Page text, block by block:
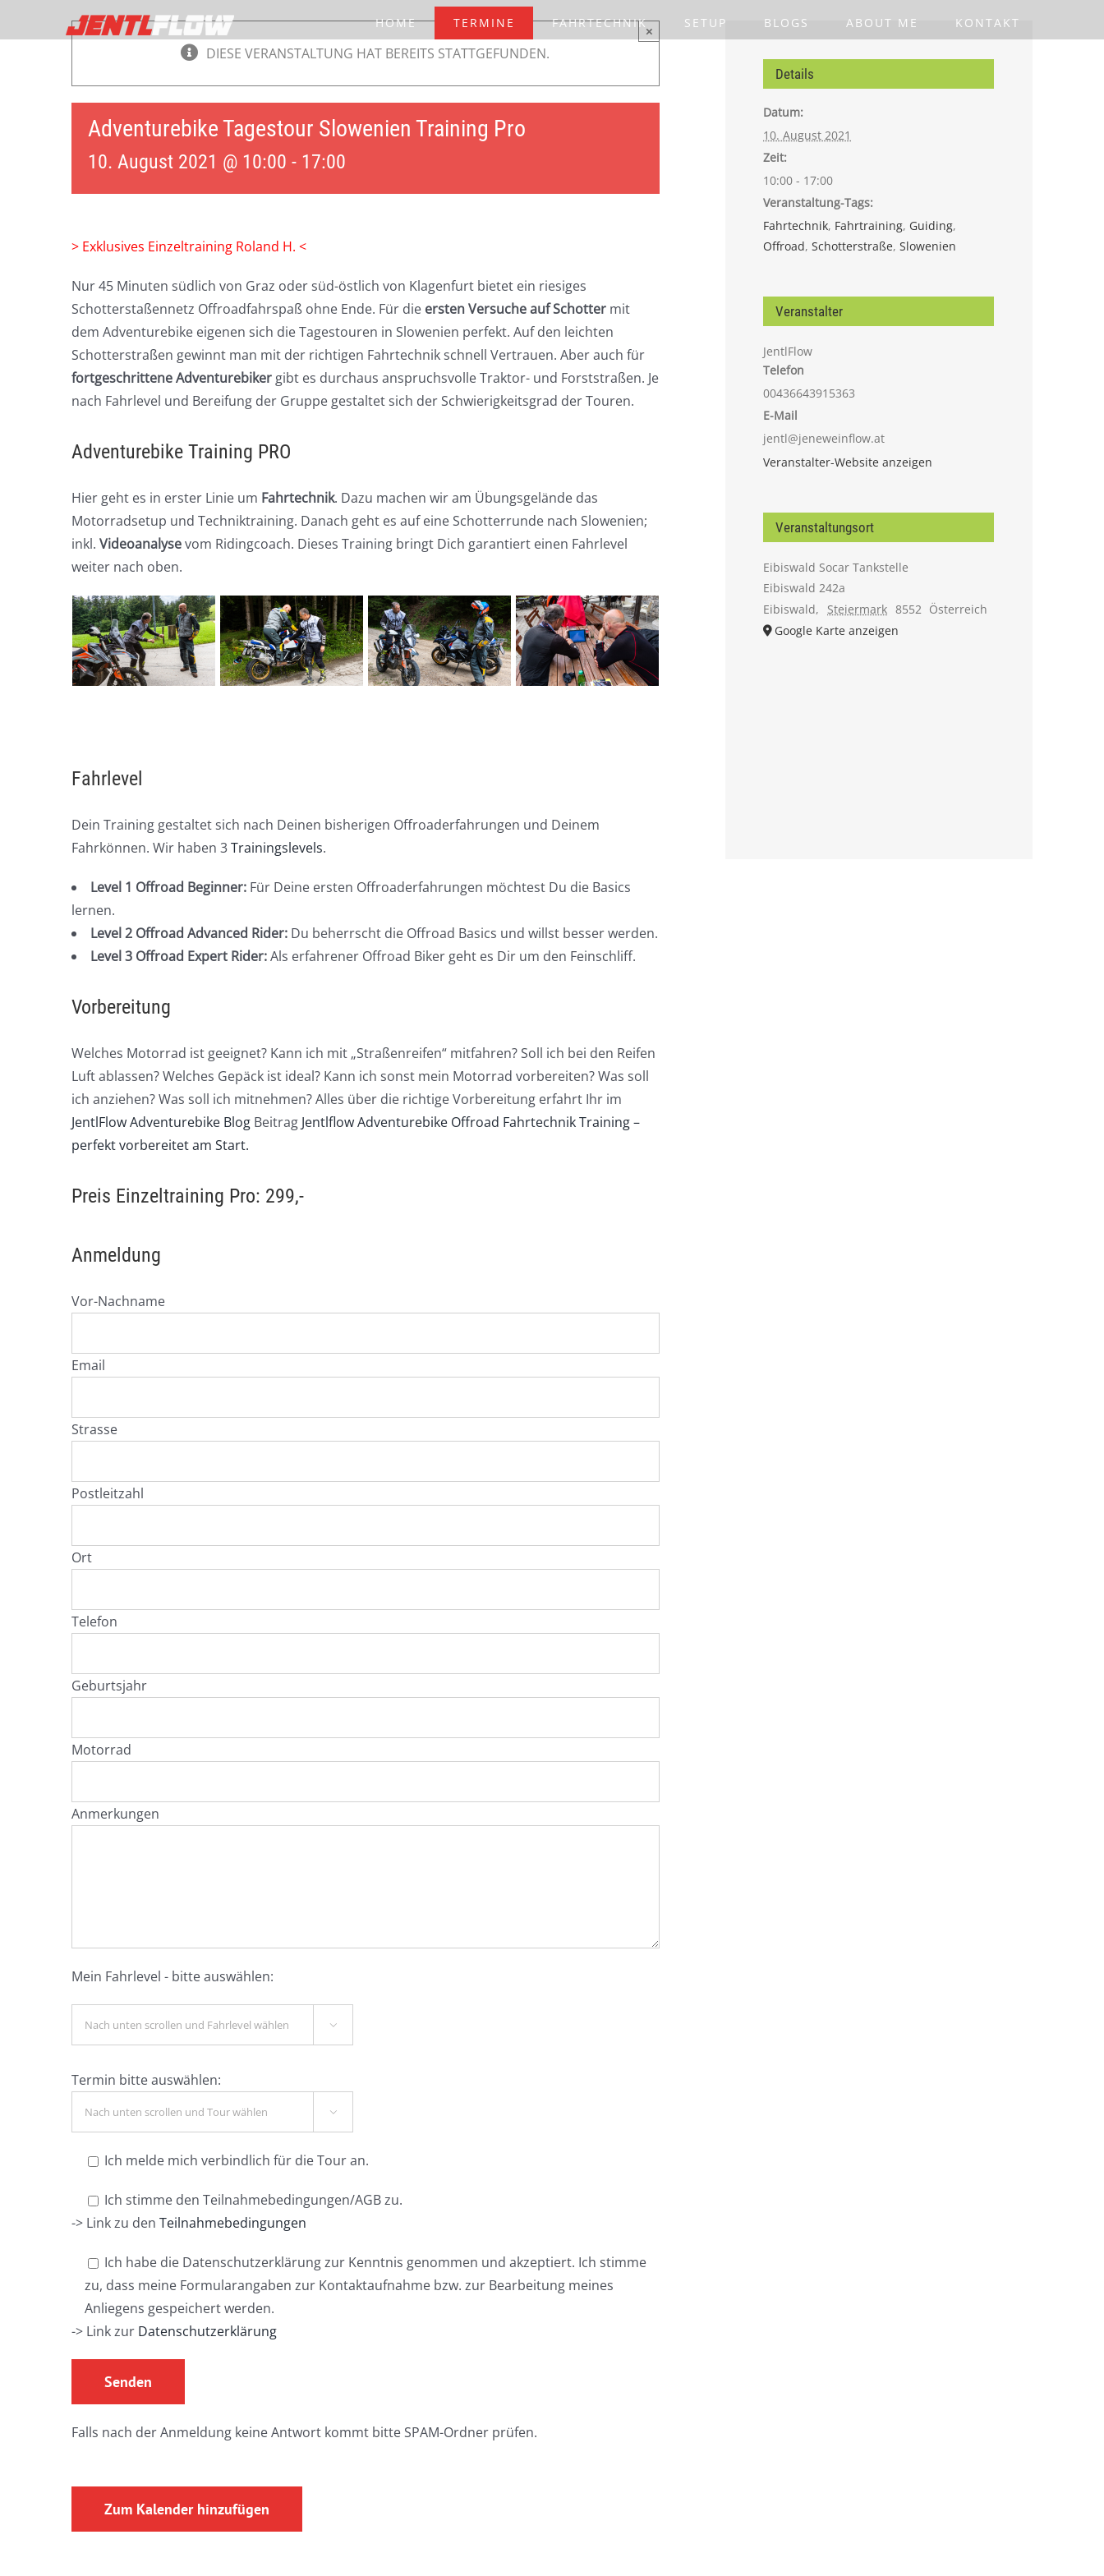
HOME TERMINE FAHRTECHNIK SETUP BLOGS ABOUT ME KONTAKT
DIESE VERANSTALTUNG HAT BEREITS STATTGEFUNDEN.
×
Adventurebike Tagestour Slowenien Training Pro
10. August 2021 @ 10:00 - 17:00
> Exklusives Einzeltraining Roland H. <
Nur 45 Minuten südlich von Graz oder süd-östlich von Klagenfurt bietet ein riesiges
Schotterstaßennetz Offroadfahrspaß ohne Ende. Für die ersten Versuche auf Schotter mit
dem Adventurebike eigenen sich die Tagestouren in Slowenien perfekt. Auf den leichten
Schotterstraßen gewinnt man mit der richtigen Fahrtechnik schnell Vertrauen. Aber auch für
fortgeschrittene Adventurebiker gibt es durchaus anspruchsvolle Traktor- und Forststraßen. Je
nach Fahrlevel und Bereifung der Gruppe gestaltet sich der Schwierigkeitsgrad der Touren.
Adventurebike Training PRO
Hier geht es in erster Linie um Fahrtechnik. Dazu machen wir am Übungsgelände das
Motorradsetup und Techniktraining. Danach geht es auf eine Schotterrunde nach Slowenien;
inkl. Videoanalysevom Ridingcoach. Dieses Training bringt Dich garantiert einen Fahrlevel
weiter nach oben.
Fahrlevel
Dein Training gestaltet sich nach Deinen bisherigen Offroaderfahrungen und Deinem
Fahrkönnen. Wir haben 3Trainingslevels.
Level 1 Offroad Beginner: Für Deine ersten Offroaderfahrungen möchtest Du die Basics
lernen.
Level 2 Offroad Advanced Rider: Du beherrscht die Offroad Basics und willst besser werden.
Level 3 Offroad Expert Rider:Als erfahrener Offroad Biker geht es Dir um den Feinschliff.
Vorbereitung
Welches Motorrad ist geeignet? Kann ich mit „Straßenreifen“ mitfahren? Soll ich bei den Reifen
Luft ablassen? Welches Gepäck ist ideal? Kann ich sonst mein Motorrad vorbereiten? Was soll
ich anziehen? Was soll ich mitnehmen? Alles über die richtige Vorbereitung erfahrt Ihr im
JentlFlow Adventurebike Blog Beitrag Jentlflow Adventurebike Offroad Fahrtechnik Training –
perfekt vorbereitet am Start.
Preis Einzeltraining Pro: 299,-
Anmeldung
Vor-Nachname
Email
Strasse
Postleitzahl
Ort
Telefon
Geburtsjahr
Motorrad
Anmerkungen
Mein Fahrlevel - bitte auswählen:

Termin bitte auswählen:

Ich melde mich verbindlich für die Tour an.
Ich stimme den Teilnahmebedingungen/AGB zu.
-> Link zu den Teilnahmebedingungen
Ich habe die Datenschutzerklärung zur Kenntnis genommen und akzeptiert. Ich stimme
zu, dass meine Formularangaben zur Kontaktaufnahme bzw. zur Bearbeitung meines
Anliegens gespeichert werden.
-> Link zur Datenschutzerklärung
Falls nach der Anmeldung keine Antwort kommt bitte SPAM-Ordner prüfen.
Zum Kalender hinzufügen
Details
Datum:
10. August 2021
Zeit:
10:00 - 17:00
Veranstaltung-Tags:
Fahrtechnik, Fahrtraining, Guiding,
Offroad,Schotterstraße,Slowenien
Veranstalter
JentlFlow
Telefon
00436643915363
E-Mail
jentl@jeneweinflow.at
Veranstalter-Website anzeigen
Veranstaltungsort
Eibiswald Socar Tankstelle
Eibiswald 242a
Eibiswald, Steiermark 8552 Österreich
Google Karte anzeigen